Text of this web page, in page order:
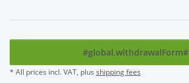
#global.withdrawalForm#
* All prices incl. VAT, plus shipping fees